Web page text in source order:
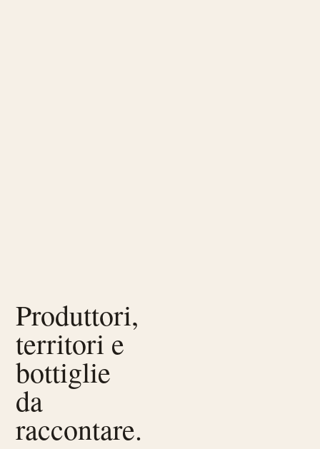
Produttori,
territori e
bottiglie
da
raccontare.